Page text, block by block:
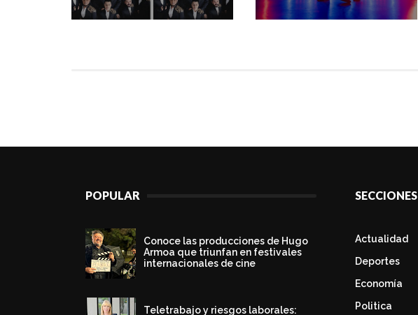
POPULAR
Conoce las producciones de Hugo
Armoa que triunfan en festivales
internacionales de cine
Teletrabajo y riesgos laborales:
SECCIONES
Actualidad
Deportes
Economía
Politica